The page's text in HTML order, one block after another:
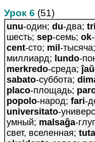
Урок 6 (51)
unu-один; du-два; tri
шесть; sep-семь; ok
cent-сто; mil -тысяча;
миллиард; lundo-
merkredo-среда;
sabato-суббота;
placo-площадь;
popolo-народ; fari-
universitato-
умный; malsaĝa-
свет, вселенная; tuta